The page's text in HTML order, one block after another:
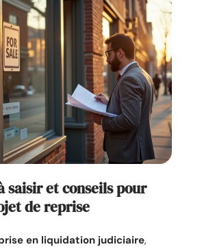
saisir et conseils pour
de reprise
en liquidation judiciaire,